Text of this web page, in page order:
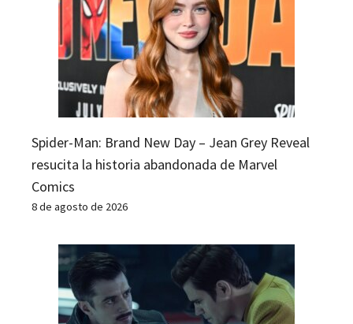
Spider-Man: Brand New Day – Jean Grey Reveal
resucita la historia abandonada de Marvel
Comics
8 de agosto de 2026